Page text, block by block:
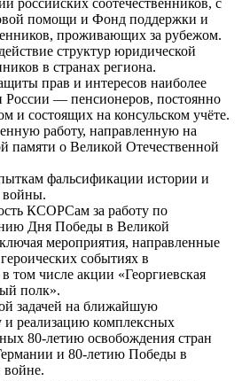
российских соотечественников, с
помощи и Фонд поддержки и
проживающих за рубежом.
структур юридической
в странах региона.
прав и интересов наиболее
России — пенсионеров, постоянно
и состоящих на консульском учёте.
работу, направленную на
памяти о Великой Отечественной
фальсификации истории и
войны.
КСОРСам за работу по
Дня Победы в Великой
мероприятия, направленные
событиях в
том числе акции «Георгиевская
полк».
задачей на ближайшую
и реализацию комплексных
80-летию освобождения стран
и 80-летию Победы в
войне.